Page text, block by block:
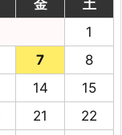
金
土
1
7
8
14
15
21
22